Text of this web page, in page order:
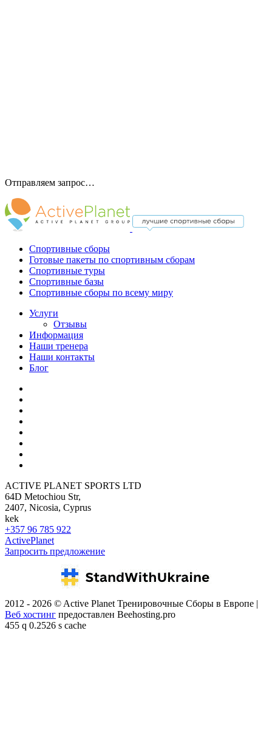
Отправляем запрос…
Спортивные сборы
Готовые пакеты по спортивным сборам
Спортивные туры
Спортивные базы
Спортивные сборы по всему миру
Услуги
Отзывы
Информация
Наши тренера
Наши контакты
Блог
ACTIVE PLANET SPORTS LTD
64D Metochiou Str,
2407, Nicosia, Cyprus
kek
+357 96 785 922
ActivePlanet
Запросить предложение
2012 - 2026 © Active Planet Тренировочные Сборы в Европе |
Веб хостинг предоставлен Beehosting.pro
455 q 0.2526 s cache